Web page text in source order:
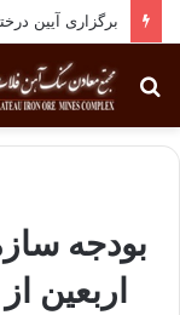
برگزاری آیین درختکاری به یاد
جستجو
برای
بودجه
اربعین